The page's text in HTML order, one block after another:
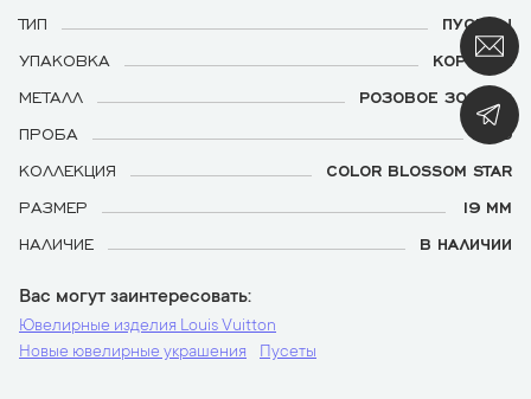
ТИП
ПУСЕТЫ
УПАКОВКА
КОРОБКА
МЕТАЛЛ
РОЗОВОЕ ЗОЛОТО
ПРОБА
750
КОЛЛЕКЦИЯ
COLOR BLOSSOM STAR
РАЗМЕР
19 ММ
НАЛИЧИЕ
В НАЛИЧИИ
Вас могут заинтересовать
Ювелирные изделия Louis Vuitton
Новые ювелирные украшения
Пусеты